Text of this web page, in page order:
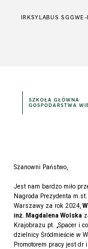
IRKSYLABUS SGGWE-
SZKOŁA GŁÓWNA
GOSPODARSTWA
Szanowni Państwo,
Jest nam bardzo miło
Nagroda Prezydenta
Warszawy za rok 2024,
inż. Magdalena Wolska
Krajobrazu pt. „Spacer i
dzielnicy Śródmieście w
Promotorem pracy jest dr